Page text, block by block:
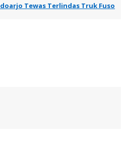
Tewas Terlindas Truk Fuso